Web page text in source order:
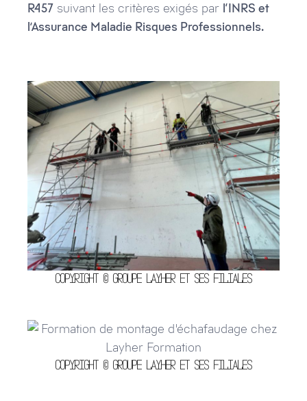
R457 suivant les critères exigés par l‘INRS et
l’Assurance Maladie Risques Professionnels.
Copyright © Groupe Layher et ses filiales
Copyright © Groupe Layher et ses filiales